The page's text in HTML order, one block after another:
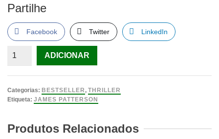
Partilhe
Facebook Twitter LinkedIn
Quantidade
de
uma
LIVRO
ADICIONAR
Categorias: BESTSELLER , THRILLER
Etiqueta: JAMES PATTERSON
Produtos Relacionados